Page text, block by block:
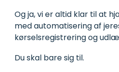
Og ja, vi er altid klar til at
med automatisering af
kørselsregistrering og
Du skal bare sig til.